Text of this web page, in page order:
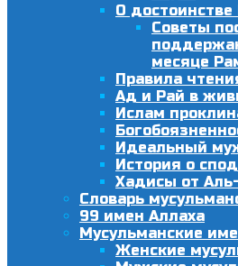
О
Советы
месяце
Правила
Ад и Рай в
Ислам
Идеальный
История о
Хадисы от
Словарь
99 имен Аллаха
Мусульманские
Женские